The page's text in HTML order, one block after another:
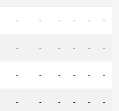
- - - - - -
- - - - - -
- - - - - -
- - - - - -